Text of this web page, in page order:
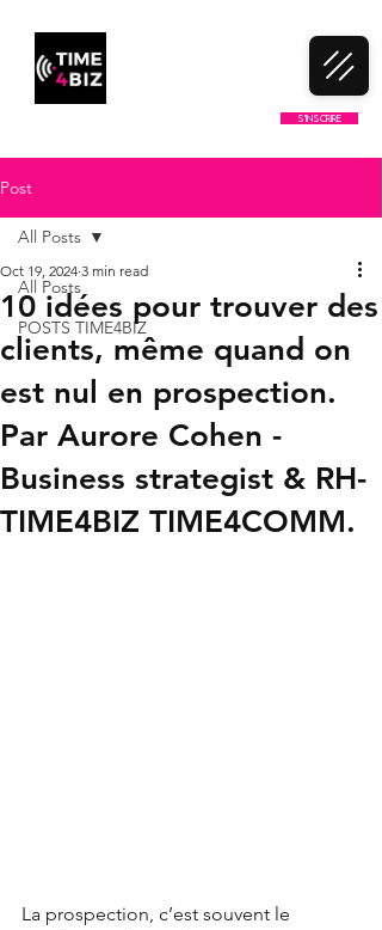
S'inscrire
Post
All Posts
POSTS TIME4BIZ
All Posts
10 idées pour trouver des
clients, même quand on
est nul en prospection.
Par Aurore Cohen -
Business strategist & RH-
TIME4BIZ TIME4COMM.
Oct 19, 2024 3 min read
La prospection, c’est souvent le